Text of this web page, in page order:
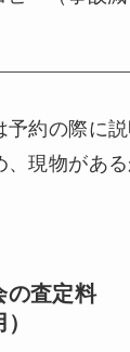
約の際に
現物があ
の査定料